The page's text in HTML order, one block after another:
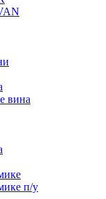
вина
п/у